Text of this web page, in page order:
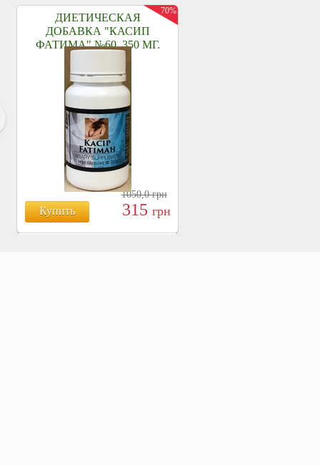
ДИЕТИЧЕСКАЯ
ДОБАВКА "КАСИП
ФАТИМА" №60, 350 МГ.
Купить
1050,0грн
315 грн
70%